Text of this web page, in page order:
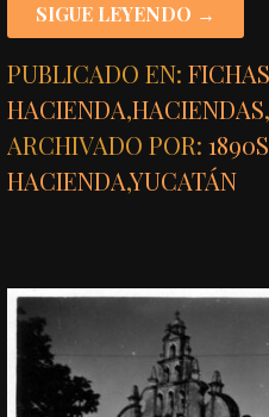
SIGUE LEYENDO →
PUBLICADO EN:
HACIENDA,HACIENDAS
ARCHIVADO POR:1890S
HACIENDA,YUCATÁN